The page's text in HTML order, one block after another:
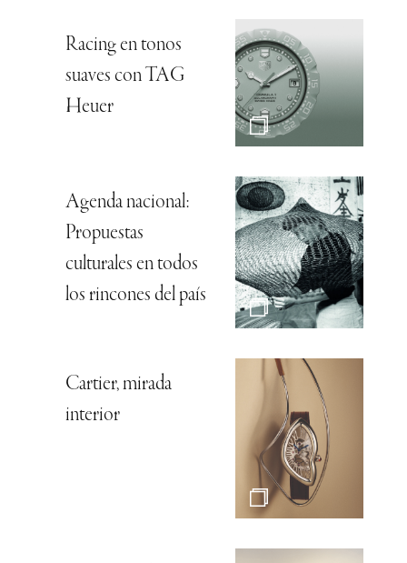
Racing en tonos
suaves con TAG
Heuer
Agenda nacional:
Propuestas
culturales en todos
los rincones del país
Cartier, mirada
interior